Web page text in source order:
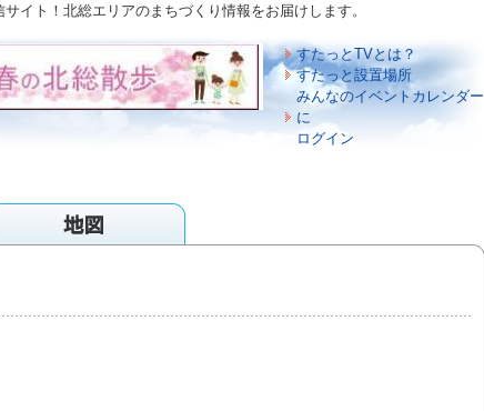
イト！北総エリアのまちづくり情報をお届けします。
すたっとTVとは？
すたっと設置場所
みんなのイベントカレンダー
に
ログイン